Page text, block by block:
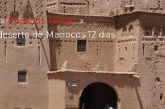
Passeios Tânger
de Marrocos 12 dias